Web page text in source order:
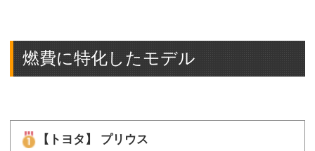
燃費に特化したモデル
【トヨタ】 プリウス